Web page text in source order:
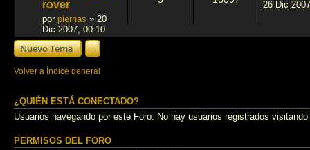
rover
por piernas » 20
Dic 2007, 00:10
26 Dic
Nuevo Tema
Volver a Índice general
¿QUIÉN ESTÁ CONECTADO?
Usuarios navegando por este Foro: No hay usuarios registrados
PERMISOS DEL FORO